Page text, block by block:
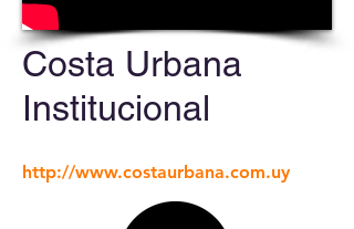
Costa Urbana
Institucional
http://www.costaurbana.com.uy